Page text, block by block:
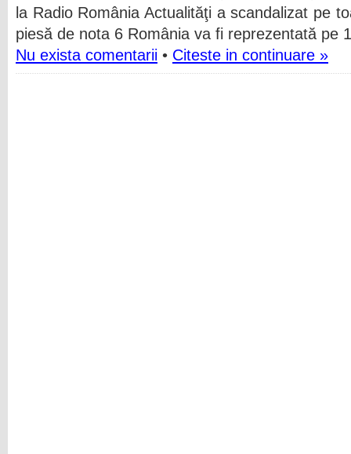
la Radio România Actualităţi a scandalizat pe
piesă de nota 6 România va fi reprezentată pe
Nu exista comentarii • Citeste in continuare »